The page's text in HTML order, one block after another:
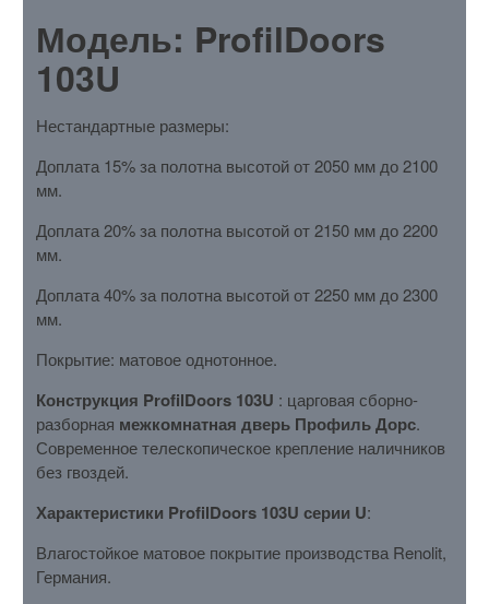
Модель: ProfilDoors
103U
Нестандартные размеры:
Доплата 15% за полотна высотой от 2050 мм до 2100
мм.
Доплата 20% за полотна высотой от 2150 мм до 2200
мм.
Доплата 40% за полотна высотой от 2250 мм до 2300
мм.
Покрытие: матовое однотонное.
Конструкция ProfilDoors 103U : царговая сборно-
разборная межкомнатная дверь Профиль Дорс.
Современное телескопическое крепление наличников
без гвоздей.
Характеристики ProfilDoors 103U серии U:
Влагостойкое матовое покрытие производства Renolit,
Германия.